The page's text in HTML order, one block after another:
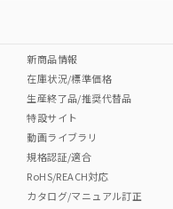
Cr(VI)
新商品情報
在庫状況/標準価格
生産終了品/推奨代替品
特設サイト
動画ライブラリ
規格認証/適合
RoHS/REACH対応
カタログ/マニュアル訂正